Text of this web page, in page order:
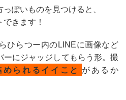
ぽいものを見つけると、
できます！
ひらつー内のLINEに画像など
ーにジャッジしてもらう形。撮
められるイイこと
があるか